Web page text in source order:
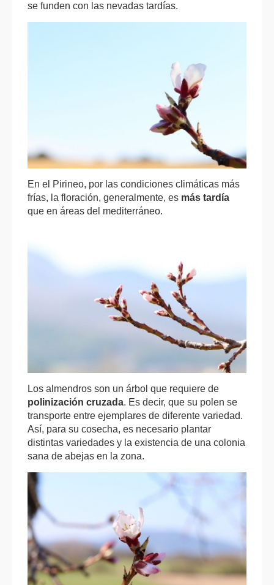
se funden con las nevadas tardías.
En el Pirineo, por las condiciones climáticas más
frías, la floración, generalmente, es más tardía
que en áreas del mediterráneo.
Los almendros son un árbol que requiere de
polinización cruzada. Es decir, que su polen se
transporte entre ejemplares de diferente variedad.
Así, para su cosecha, es necesario plantar
distintas variedades y la existencia de una colonia
sana de abejas en la zona.